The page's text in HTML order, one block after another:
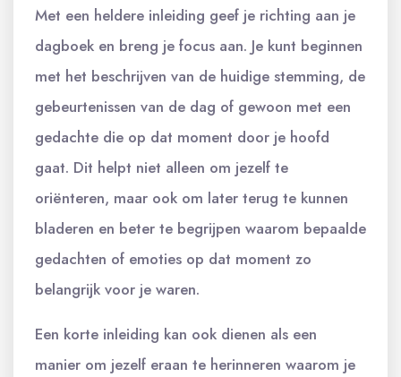
Met een heldere inleiding geef je richting aan je
dagboek en breng je focus aan. Je kunt beginnen
met het beschrijven van de huidige stemming, de
gebeurtenissen van de dag of gewoon met een
gedachte die op dat moment door je hoofd
gaat. Dit helpt niet alleen om jezelf te
oriënteren, maar ook om later terug te kunnen
bladeren en beter te begrijpen waarom bepaalde
gedachten of emoties op dat moment zo
belangrijk voor je waren.
Een korte inleiding kan ook dienen als een
manier om jezelf eraan te herinneren waarom je